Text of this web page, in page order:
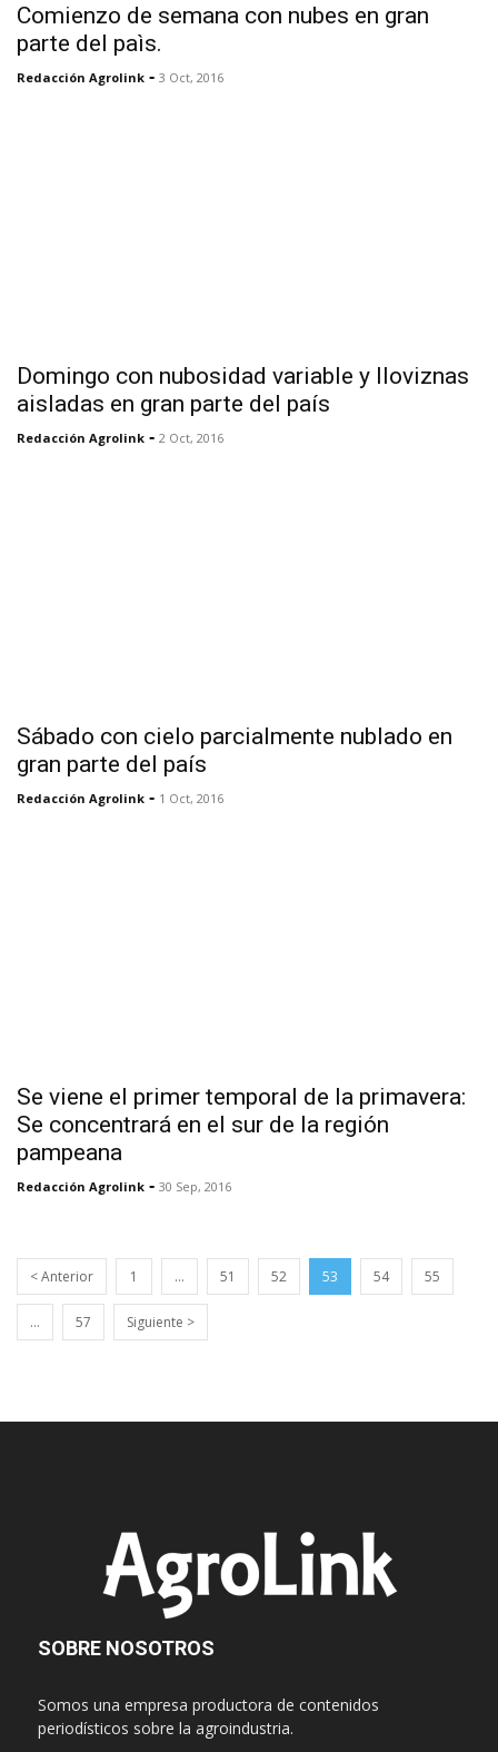
Comienzo de semana con nubes en gran
parte del paìs.
Redacción Agrolink - 3 Oct, 2016
Domingo con nubosidad variable y lloviznas
aisladas en gran parte del país
Redacción Agrolink - 2 Oct, 2016
Sábado con cielo parcialmente nublado en
gran parte del país
Redacción Agrolink - 1 Oct, 2016
Se viene el primer temporal de la primavera:
Se concentrará en el sur de la región
pampeana
Redacción Agrolink - 30 Sep, 2016
< Anterior 1 … 51 52 53 54 55
… 57 Siguiente >
SOBRE NOSOTROS
Somos una empresa productora de contenidos
periodísticos sobre la agroindustria.